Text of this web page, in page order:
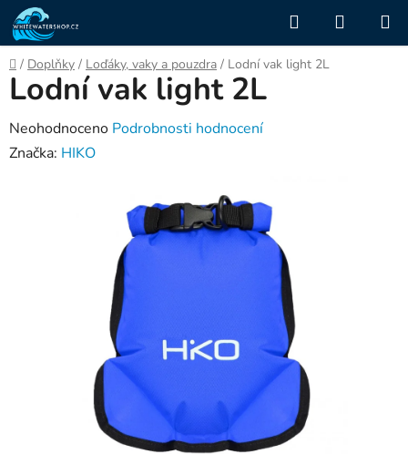
Přejít
na
obsah
Hledat
KOŠÍK
Domů
/ Doplňky / Loďáky, vaky a pouzdra / Lodní vak light 2L
Lodní vak light 2L
Průměrné
hodnocení
Neohodnoceno Podrobnosti hodnocení
Značka: HIKO